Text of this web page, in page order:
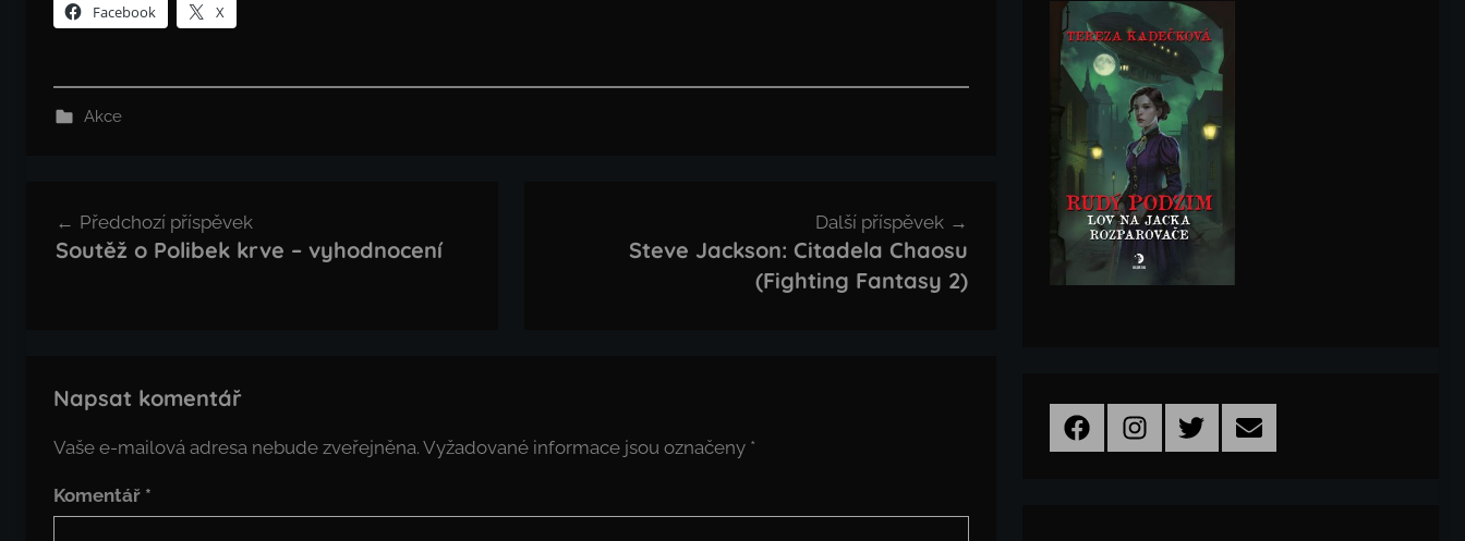
Facebook X
Akce
pro
Předchozí příspěvek
Soutěž o Polibek krve – vyhodnocení
Další příspěvek
Steve Jackson: Citadela Chaosu
(Fighting Fantasy 2)
Napsat komentář
Vaše e-mailová adresa nebude zveřejněna. Vyžadované informace jsou označeny *
Komentář *
FacebookInstagramTwitterEmail